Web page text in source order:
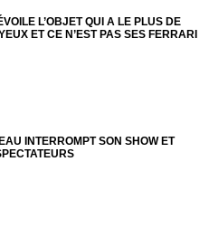
L’OBJET QUI A LE PLUS DE
ET CE N’EST PAS SES FERRARI
INTERROMPT SON SHOW ET